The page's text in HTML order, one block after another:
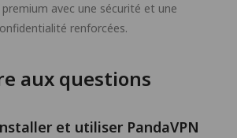
premium avec une sécurité et une
renforcées.
aux questions
et utiliser PandaVPN